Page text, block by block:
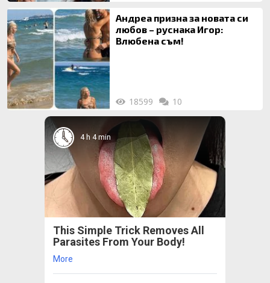
Андреа призна за новата си
любов – руснака Игор:
Влюбена съм!
18599 10
4 h 4 min
This Simple Trick Removes All
Parasites From Your Body!
More